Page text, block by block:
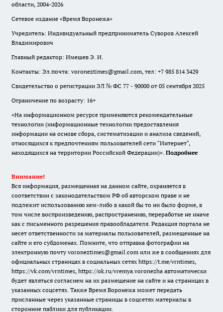
области, 2004-2026
Сетевое издание «Время Воронежа»
Учредитель: Индивидуальный предприниматель Суворов Алексей
Владимирович
Главный редактор: Имешев Э. И.
Контакты: Эл.почта: voroneztimes@gmail.com, тел: +7 985 814 3429
Свидетельство о регистрации ЭЛ № ФС 77 - 90000 от 05 сентября 2025
Ограничение по возрасту: 16+
«На информационном ресурсе применяются рекомендательные
технологии (информационные технологии предоставления
информации на основе сбора, систематизации и анализа сведений,
относящихся к предпочтениям пользователей сети "Интернет",
находящихся на территории Российской Федерации)». Подробнее
Внимание!
Вся информация, размещенная на данном сайте, охраняется в
соответствии с законодательством РФ об авторском праве и не
подлежит использованию кем-либо в какой бы то ни было форме, в
том числе воспроизведению, распространению, переработке не иначе
как с письменного разрешения правообладателя. Редакция портала не
несет ответственности за материалы пользователей, размещенные на
сайте и его субдоменах. Помните, что отправка фотографии на
электронную почту voroneztimes@gmail.com или же в сообщениях для
официальных страницах в социальных сетях https://t.me/vrntimes,
https://vk.com/vrntimes, https://ok.ru/vremya.voronezha автоматически
будет являться согласием на их размещение на сайте и на страницах в
указанных соцсетях. Также Время Воронежа может передать
присланные через указанные страницы в соцсетях материалы в
сторонние паблики для публикации.